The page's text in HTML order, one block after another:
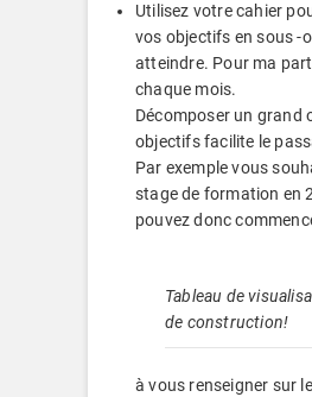
Utilisez votre cahier
vos objectifs en sous -
atteindre. Pour ma
chaque mois.
Décomposer un grand
objectifs facilite le
Par exemple vous
stage de formation en
pouvez donc
Tableau de
de construction!
à vous renseigner sur